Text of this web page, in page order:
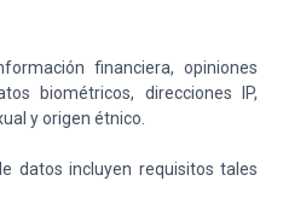
financiera, opiniones
biométricos, direcciones IP,
y origen étnico.
datos incluyen requisitos tales